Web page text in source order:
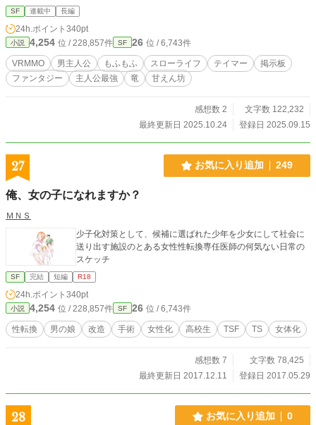
ゥ”との出会いが、運命を変える。 テイムスキルなし、戦闘ログ0。それでもル
ゥは俺から離れない。 そして気づけば、森で焚き火してただけの俺が―― 「魔
物の軍勢を率いた魔王」と呼ばれていた……！？ 癒し系VRMMO生活、誤認さ
れながら進行中！ 本人その気なし、でも周囲は大騒ぎ！ ▶モフモフと焚き火
と、ちょっとの冒険。 ▶のんびり系異色VRMMOファンタジー、ここに開幕！
カクヨムで先行配信してます！
SF 連載中 長編
24h.ポイント 340pt
小説 4,254 位 / 228,857件 SF 26 位 / 6,743件
VRMMO 男主人公 もふもふ スローライフ テイマー
掲示板
ファンタジー
主人公最強 竜 甘えん坊
感想数 2
文字数 122,232
最終更新日 2025.10.24
登録日 2025.09.15
27 お気に入り追加 249
俺、女の子になれますか？
ＭＮＳ
少子化対策として、候補に選ばれた少年を少女にして社会に
送り出す施設のとある女性性転換専任医師の何気ない日常の
スケッチ
SF 完結 短編 R18
24h.ポイント 340pt
小説 4,254 位 / 228,857件 SF 26 位 / 6,743件
性転換 男の娘 改造 手術 女性化 高校生 TSF TS 女体化
感想数 7
文字数 78,425
最終更新日 2017.12.11
登録日 2017.05.29
28 お気に入り追加 0